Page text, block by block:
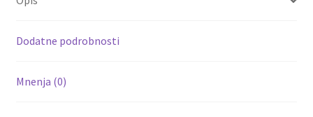
k
Dodatne podrobnosti
Mnenja (0)